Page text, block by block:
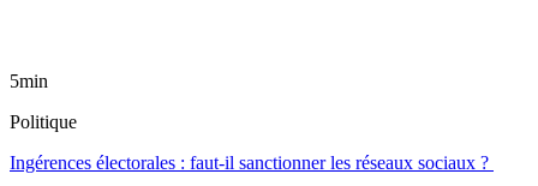
5min
Politique
Ingérences électorales : faut-il sanctionner les réseaux sociaux ?